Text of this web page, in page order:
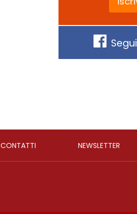
CONTATTI NEWSLETTER